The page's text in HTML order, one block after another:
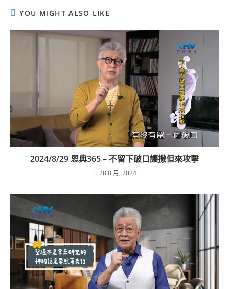
YOU MIGHT ALSO LIKE
2024/8/29 恩典365 – 不留下破口讓撒但來攻擊
28 8 月, 2024